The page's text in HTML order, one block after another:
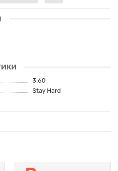
3.60
Stay Hard